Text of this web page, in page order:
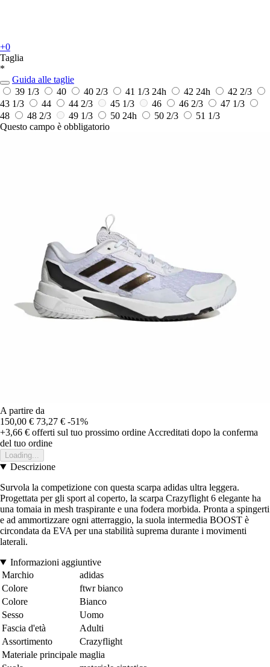
+0
Taglia
*
Guida alle taglie
39 1/3
40 40 2/3 41 1/3 24h 42 24h
42 2/3
43 1/3
44 44 2/3 45 1/3 46 46 2/3
47 1/3
48
48 2/3 49 1/3 50 24h 50 2/3
51 1/3
Questo campo è obbligatorio
A partire da
150,00 € 73,27 € -51%
+3,66 € offerti sul tuo prossimo ordine Accreditati dopo la conferma
del tuo ordine
Loading...
Descrizione
Survola la competizione con questa scarpa adidas ultra leggera.
Progettata per gli sport al coperto, la scarpa Crazyflight 6 elegante ha
una tomaia in mesh traspirante e una fodera morbida. Pronta a spingerti
e ad ammortizzare ogni atterraggio, la suola intermedia BOOST è
circondata da EVA per una stabilità suprema durante i movimenti
laterali.
Informazioni aggiuntive
Marchio
adidas
Colore
ftwr bianco
Colore
Bianco
Sesso
Uomo
Fascia d'età
Adulti
Assortimento
Crazyflight
Materiale principale maglia